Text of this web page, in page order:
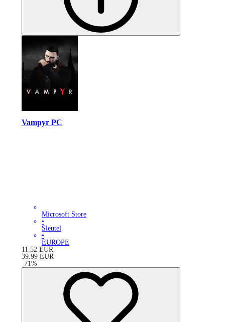
Vampyr PC
Microsoft Store
•
Sleutel
•
EUROPE
11.52 EUR
39.99 EUR
-71%